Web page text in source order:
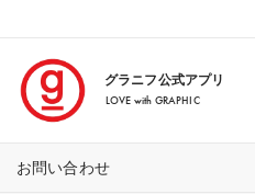
グラニフ公式アプリ
LOVE with GRAPHIC
お問い合わせ